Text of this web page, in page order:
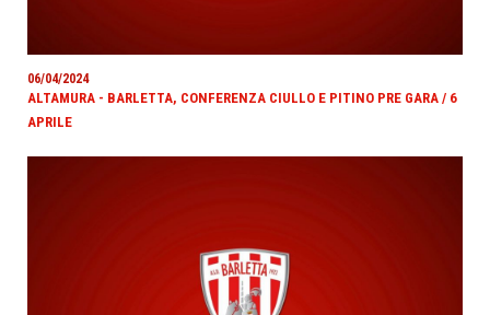
06/04/2024
ALTAMURA - BARLETTA, CONFERENZA CIULLO E PITINO PRE GARA / 6
APRILE